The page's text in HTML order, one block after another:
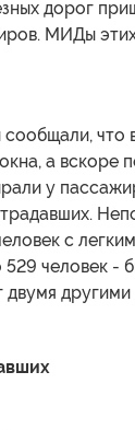
дорог
МИДы
что
а вскоре
у
с
человек -
другими